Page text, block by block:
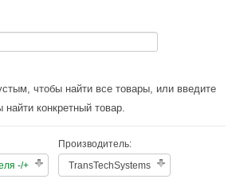
чтобы найти все товары, или введите
конкретный товар.
-/+
Производитель:
TransTechSystems